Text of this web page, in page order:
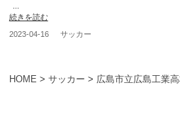
HOME > サッカー > 広島市立広島工業
続きを読む
2023-04-16
サッカー